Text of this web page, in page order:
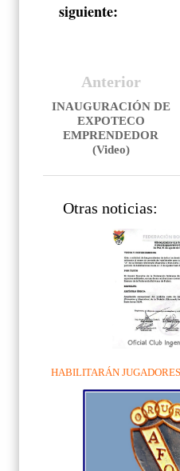
siguiente:
Anterior
INAUGURACIÓN DE
EXPOTECO
EMPRENDEDOR
(Video)
Otras noticias:
HABILITARÁN